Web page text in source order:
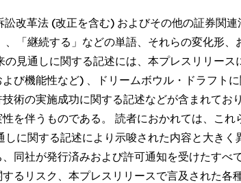
改革法 (改正を含む) およびその他の証券関
「継続する」などの単語、それらの変化形
見通しに関する記述には、本プレスリリー
び機能性など) 、ドリームボウル・ドラフト
術の実施成功に関する記述などが含まれて
を伴うものである。 読者におかれては、こ
に関する記述により示唆された内容と大き
同社が発行済みおよび許可通知を受けたす
るリスク、本プレスリリースで言及された